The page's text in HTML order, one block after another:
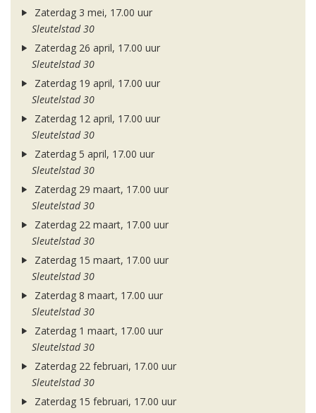
Zaterdag 3 mei, 17.00 uur
Sleutelstad 30
Zaterdag 26 april, 17.00 uur
Sleutelstad 30
Zaterdag 19 april, 17.00 uur
Sleutelstad 30
Zaterdag 12 april, 17.00 uur
Sleutelstad 30
Zaterdag 5 april, 17.00 uur
Sleutelstad 30
Zaterdag 29 maart, 17.00 uur
Sleutelstad 30
Zaterdag 22 maart, 17.00 uur
Sleutelstad 30
Zaterdag 15 maart, 17.00 uur
Sleutelstad 30
Zaterdag 8 maart, 17.00 uur
Sleutelstad 30
Zaterdag 1 maart, 17.00 uur
Sleutelstad 30
Zaterdag 22 februari, 17.00 uur
Sleutelstad 30
Zaterdag 15 februari, 17.00 uur